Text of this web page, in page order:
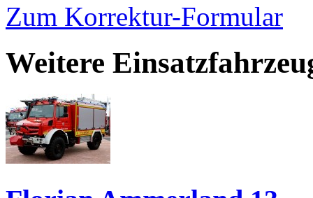
Zum Korrektur-Formular
Weitere